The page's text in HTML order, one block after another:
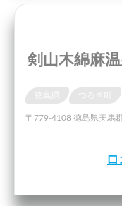
剣山木綿麻
つるぎ町
〒779-4108 徳島県美馬